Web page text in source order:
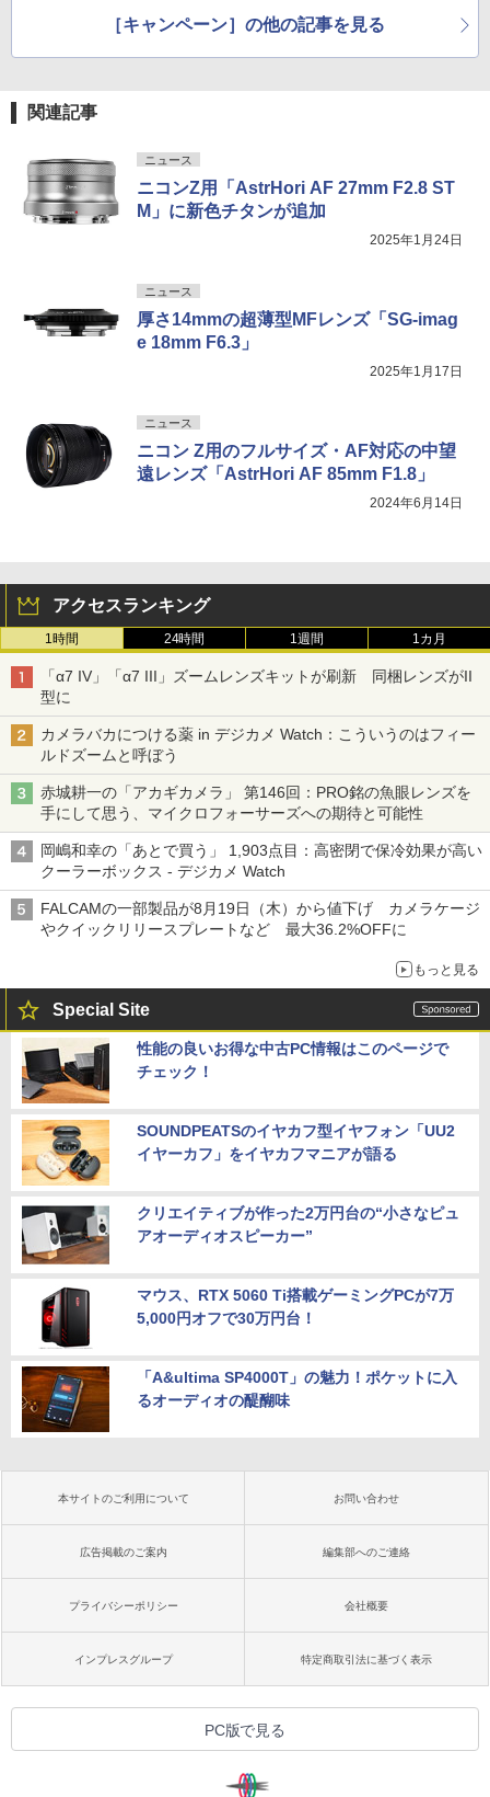
［キャンペーン］の他の記事を見る
関連記事
ニュース
ニコンZ用「AstrHori AF 27mm F2.8 ST
M」に新色チタンが追加
2025年1月24日
ニュース
厚さ14mmの超薄型MFレンズ「SG-imag
e 18mm F6.3」
2025年1月17日
ニュース
ニコン Z用のフルサイズ・AF対応の中望
遠レンズ「AstrHori AF 85mm F1.8」
2024年6月14日
アクセスランキング
1時間 24時間 1週間 1カ月
「α7 IV」「α7 III」ズームレンズキットが刷新 同梱レンズがII
型に
カメラバカにつける薬 in デジカメ Watch：こういうのはフィー
ルドズームと呼ぼう
赤城耕一の「アカギカメラ」 第146回：PRO銘の魚眼レンズを
手にして思う、マイクロフォーサーズへの期待と可能性
岡嶋和幸の「あとで買う」 1,903点目：高密閉で保冷効果が高い
クーラーボックス - デジカメ Watch
FALCAMの一部製品が8月19日（木）から値下げ カメラケージ
やクイックリリースプレートなど 最大36.2%OFFに
もっと見る
Special Site
性能の良いお得な中古PC情報はこのページで
チェック！
SOUNDPEATSのイヤカフ型イヤフォン「UU2
イヤーカフ」をイヤカフマニアが語る
クリエイティブが作った2万円台の“小さなピュ
アオーディオスピーカー”
マウス、RTX 5060 Ti搭載ゲーミングPCが7万
5,000円オフで30万円台！
「A&ultima SP4000T」の魅力！ポケットに入
るオーディオの醍醐味
本サイトのご利用について お問い合わせ
広告掲載のご案内 編集部へのご連絡
プライバシーポリシー 会社概要
インプレスグループ 特定商取引法に基づく表示
PC版で見る